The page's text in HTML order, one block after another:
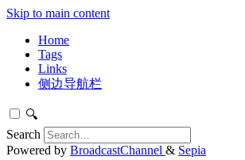
Skip to main content
Home
Tags
Links
侧边导航栏
🔍
Search
Powered by BroadcastChannel & Sepia